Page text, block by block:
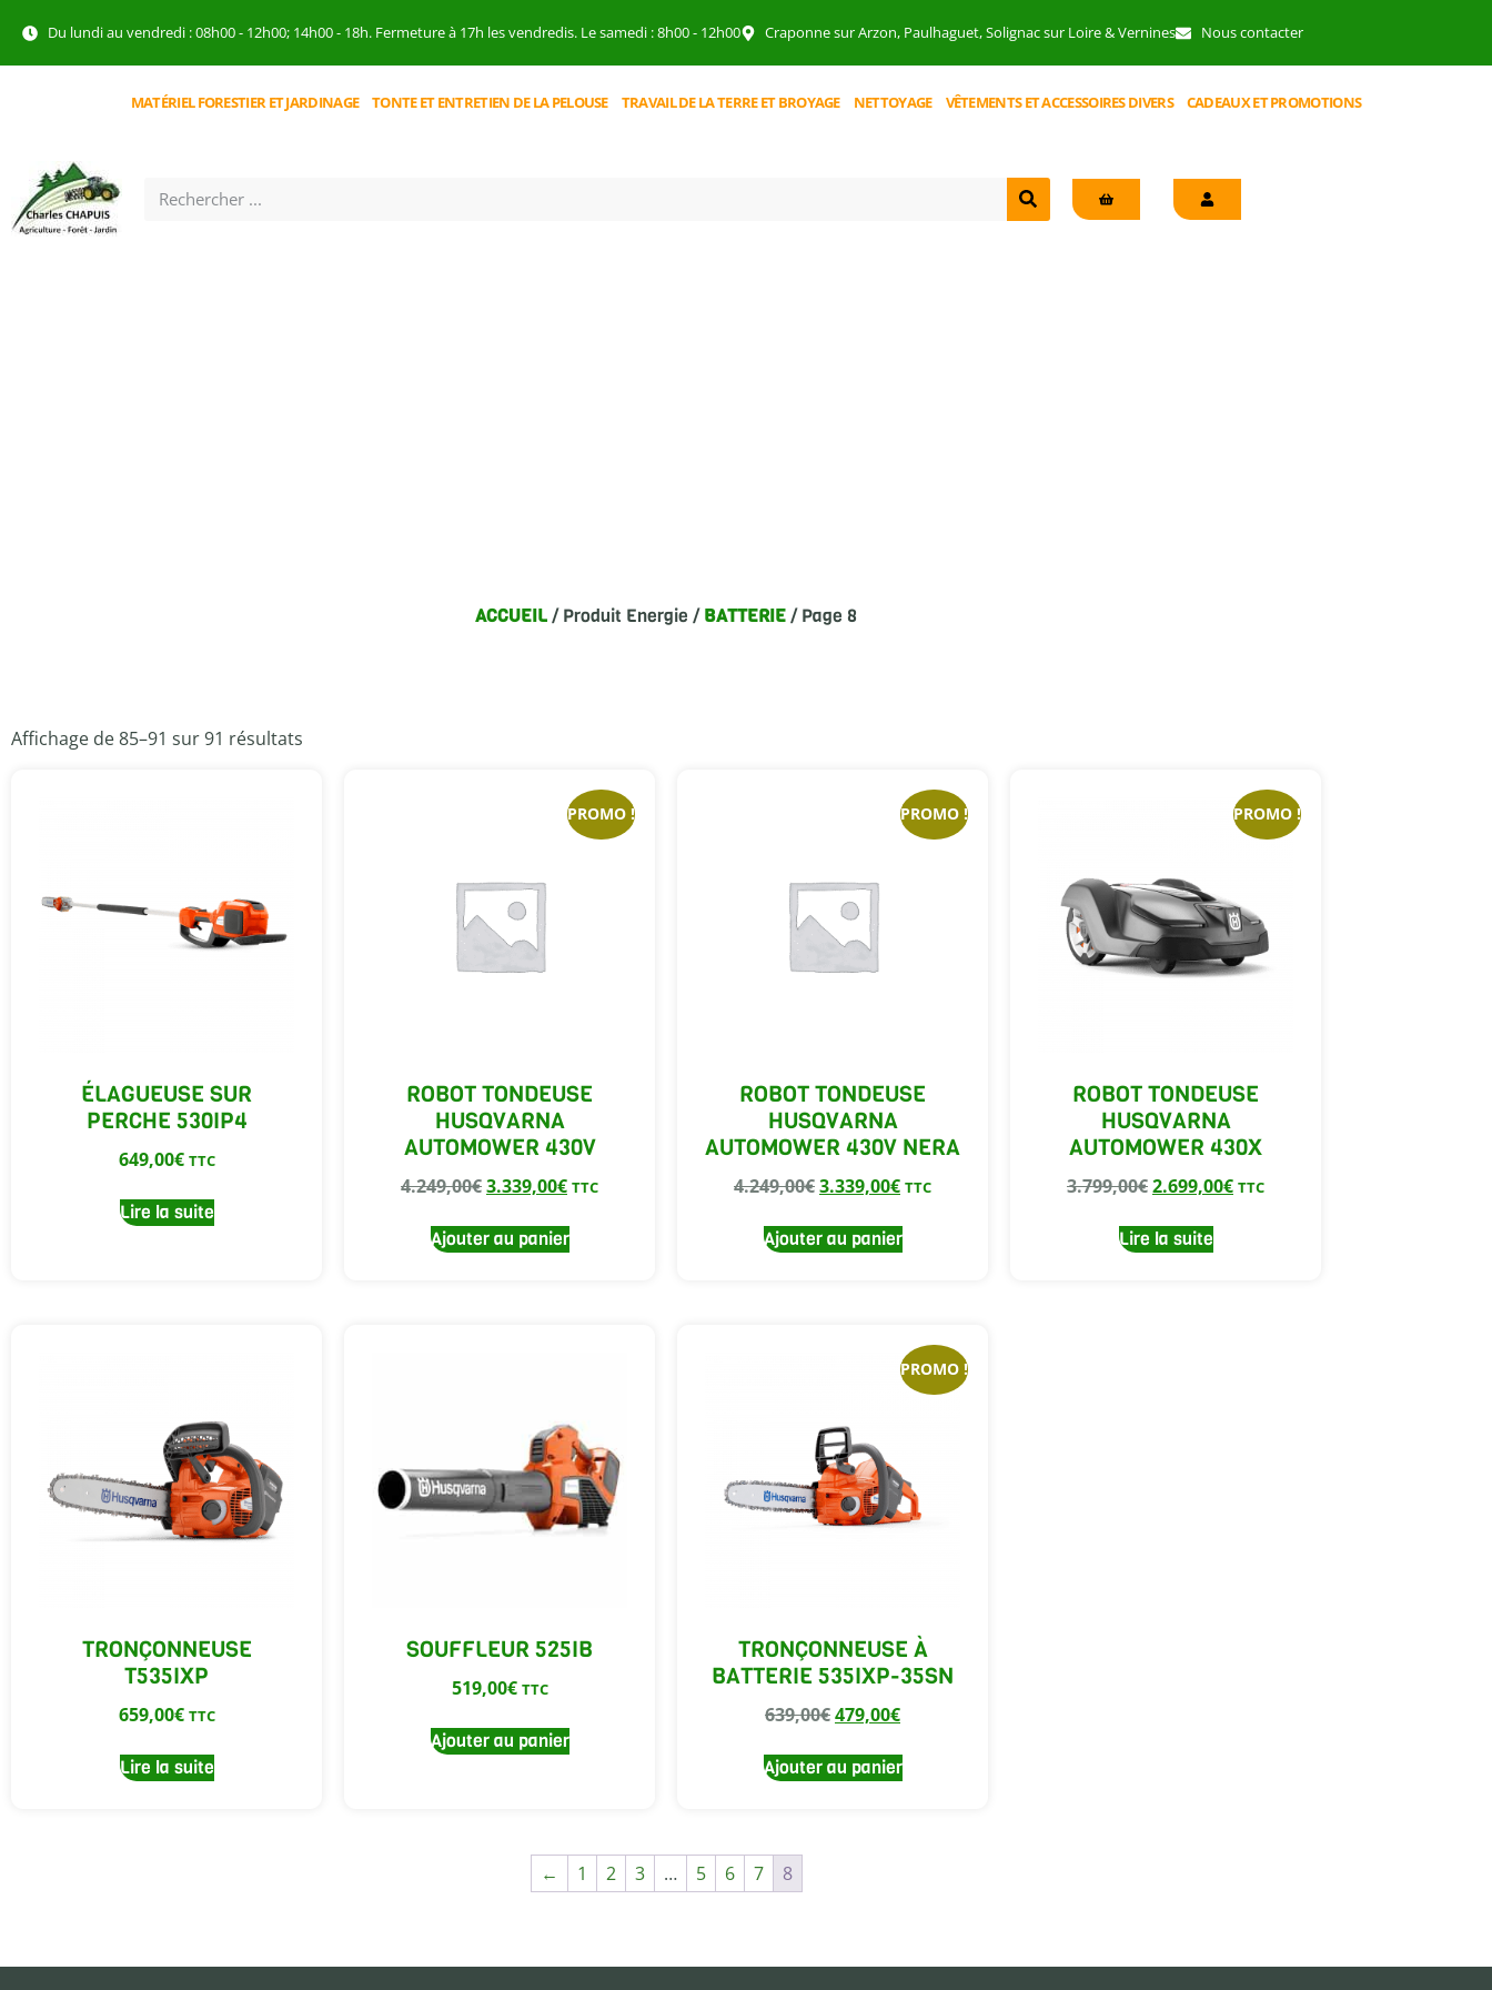
Du lundi au vendredi : 08h00 - 12h00; 14h00 - 18h. Fermeture à 17h les vendredis. Le samedi : 8h00 - 12h00 Craponne sur Arzon, Paulhaguet, Solignac sur Loire & Vernines Nous contacter
MATÉRIEL FORESTIER ET JARDINAGE TONTE ET ENTRETIEN DE LA PELOUSE TRAVAIL DE LA TERRE ET BROYAGE NETTOYAGE VÊTEMENTS ET ACCESSOIRES DIVERS CADEAUX ET PROMOTIONS
ACCUEIL/ Produit Energie /BATTERIE/ Page 8
Affichage de 85–91 sur 91 résultats
ÉLAGUEUSE SUR
PERCHE 530IP4
649,00€ TTC
Lire la suite
PROMO !
ROBOT TONDEUSE
HUSQVARNA
AUTOMOWER 430V
4.249,00€3.339,00€ TTC
Ajouter au panier
PROMO !
ROBOT TONDEUSE
HUSQVARNA
AUTOMOWER 430V NERA
4.249,00€3.339,00€ TTC
Ajouter au panier
PROMO !
ROBOT TONDEUSE
HUSQVARNA
AUTOMOWER 430X
3.799,00€2.699,00€ TTC
Lire la suite
TRONÇONNEUSE
T535IXP
659,00€ TTC
Lire la suite
SOUFFLEUR 525IB
519,00€ TTC
Ajouter au panier
PROMO !
TRONÇONNEUSE À
BATTERIE 535IXP-35SN
639,00€479,00€
Ajouter au panier
← 1 2 3 … 5 6 7 8